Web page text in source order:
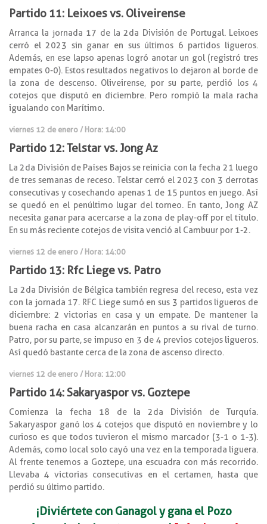
Partido 11: Leixoes vs. Oliveirense
Arranca la jornada 17 de la 2da División de Portugal. Leixoes
cerró el 2023 sin ganar en sus últimos 6 partidos ligueros.
Además, en ese lapso apenas logró anotar un gol (registró tres
empates 0-0). Estos resultados negativos lo dejaron al borde de
la zona de descenso. Oliveirense, por su parte, perdió los 4
cotejos que disputó en diciembre. Pero rompió la mala racha
igualando con Marítimo.
viernes 12 de enero / Hora: 14:00
Partido 12: Telstar vs. Jong Az
La 2da División de Países Bajos se reinicia con la fecha 21 luego
de tres semanas de receso. Telstar cerró el 2023 con 3 derrotas
consecutivas y cosechando apenas 1 de 15 puntos en juego. Así
se quedó en el penúltimo lugar del torneo. En tanto, Jong AZ
necesita ganar para acercarse a la zona de play-off por el título.
En su más reciente cotejos de visita venció al Cambuur por 1-2.
viernes 12 de enero / Hora: 14:00
Partido 13: Rfc Liege vs. Patro
La 2da División de Bélgica también regresa del receso, esta vez
con la jornada 17. RFC Liege sumó en sus 3 partidos ligueros de
diciembre: 2 victorias en casa y un empate. De mantener la
buena racha en casa alcanzarán en puntos a su rival de turno.
Patro, por su parte, se impuso en 3 de 4 previos cotejos ligueros.
Así quedó bastante cerca de la zona de ascenso directo.
viernes 12 de enero / Hora: 12:00
Partido 14: Sakaryaspor vs. Goztepe
Comienza la fecha 18 de la 2da División de Turquía.
Sakaryaspor ganó los 4 cotejos que disputó en noviembre y lo
curioso es que todos tuvieron el mismo marcador (3-1 o 1-3).
Además, como local solo cayó una vez en la temporada liguera.
Al frente tenemos a Goztepe, una escuadra con más recorrido.
Llevaba 4 victorias consecutivas en el certamen, hasta que
perdió su último partido.
¡Diviértete con Ganagol y gana el Pozo